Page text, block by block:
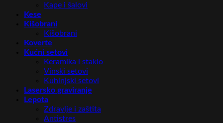
Kape i šalovi
Kese
Kišobrani
Kišobrani
Koverte
Kućni setovi
Keramika i staklo
Vinski setovi
Kuhinjski setovi
Lasersko graviranje
Lepota
Zdravlje i zaštita
Antistres